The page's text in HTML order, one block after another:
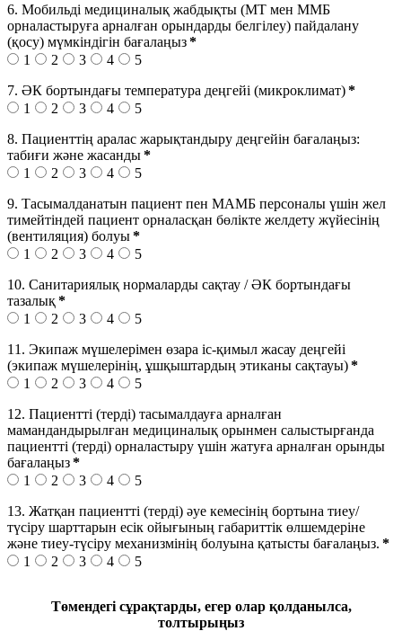
6. Мобильді медициналық жабдықты (МТ мен ММБ
орналастыруға арналған орындарды белгілеу) пайдалану
(қосу) мүмкіндігін бағалаңыз*
1
2 3 4
5
7. ӘК бортындағы температура деңгейі (микроклимат)*
1
2 3 4
5
8. Пациенттің аралас жарықтандыру деңгейін бағалаңыз:
табиғи және жасанды*
1
2 3 4
5
9. Тасымалданатын пациент пен МАМБ персоналы үшін жел
тимейтіндей пациент орналасқан бөлікте желдету жүйесінің
(вентиляция) болуы*
1
2 3 4
5
10. Санитариялық нормаларды сақтау / ӘК бортындағы
тазалық*
1
2 3 4
5
11. Экипаж мүшелерімен өзара іс-қимыл жасау деңгейі
(экипаж мүшелерінің, ұшқыштардың этиканы сақтауы)*
1
2 3 4
5
12. Пациентті (терді) тасымалдауға арналған
мамандандырылған медициналық орынмен салыстырғанда
пациентті (терді) орналастыру үшін жатуға арналған орынды
бағалаңыз*
1
2 3 4
5
13. Жатқан пациентті (терді) әуе кемесінің бортына тиеу/
түсіру шарттарын есік ойығының габариттік өлшемдеріне
және тиеу-түсіру механизмінің болуына қатысты бағалаңыз. *
1
2 3 4 5
Төмендегі сұрақтарды, егер олар қолданылса,
толтырыңыз